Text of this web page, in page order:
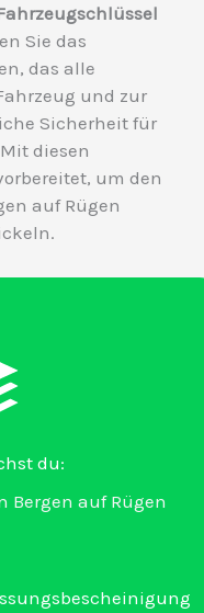
Sie das
das alle
und zur
Sicherheit für
diesen
um den
auf Rügen
du:
Bergen auf Rügen